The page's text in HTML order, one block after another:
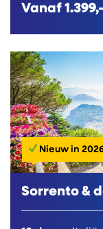
Vanaf 1.399,-
Nieuw in
Sorrento &